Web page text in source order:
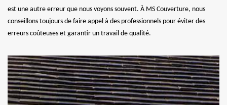
est une autre erreur que nous voyons souvent. À MS Couverture, nous
conseillons toujours de faire appel à des professionnels pour éviter des
erreurs coûteuses et garantir un travail de qualité.